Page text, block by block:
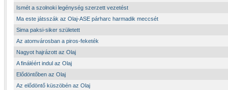
Ismét a szolnoki legénység szerzett vezetést
Ma este játsszák az Olaj-ASE párharc harmadik meccsét
Sima paksi-siker született
Az atomvárosban a piros-feketék
Nagyot hajrázott az Olaj
A fináléért indul az Olaj
Elődöntőben az Olaj
Az elődöntő küszöbén az Olaj